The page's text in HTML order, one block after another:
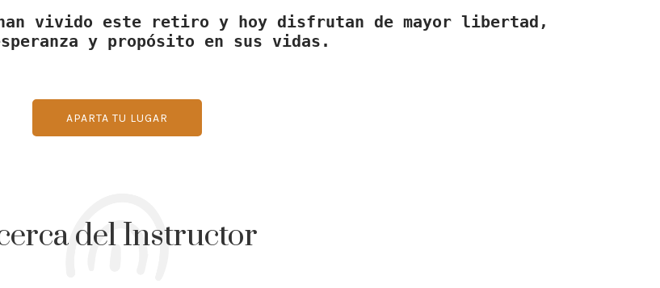
han vivido este retiro y hoy disfrutan de mayor libertad,
y propósito en sus vidas.
APARTA TU LUGAR
del Instructor